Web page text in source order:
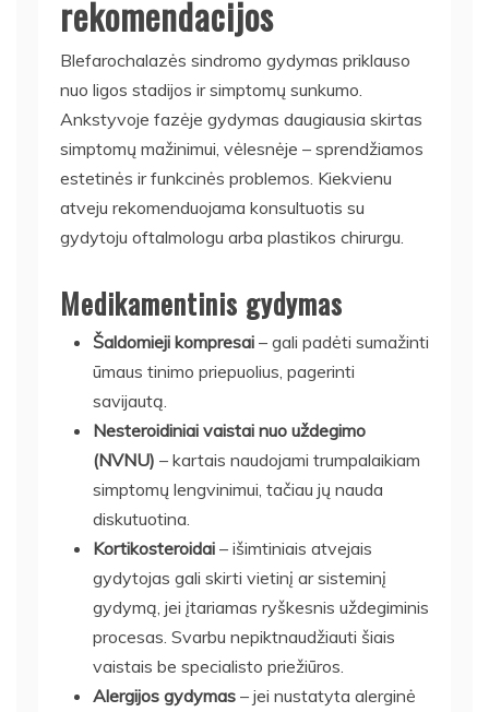
rekomendacijos
Blefarochalazės sindromo gydymas priklauso
nuo ligos stadijos ir simptomų sunkumo.
Ankstyvoje fazėje gydymas daugiausia skirtas
simptomų mažinimui, vėlesnėje – sprendžiamos
estetinės ir funkcinės problemos. Kiekvienu
atveju rekomenduojama konsultuotis su
gydytoju oftalmologu arba plastikos chirurgu.
Medikamentinis gydymas
Šaldomieji kompresai – gali padėti sumažinti
ūmaus tinimo priepuolius, pagerinti
savijautą.
Nesteroidiniai vaistai nuo uždegimo
(NVNU) – kartais naudojami trumpalaikiam
simptomų lengvinimui, tačiau jų nauda
diskutuotina.
Kortikosteroidai – išimtiniais atvejais
gydytojas gali skirti vietinį ar sisteminį
gydymą, jei įtariamas ryškesnis uždegiminis
procesas. Svarbu nepiktnaudžiauti šiais
vaistais be specialisto priežiūros.
Alergijos gydymas – jei nustatyta alerginė